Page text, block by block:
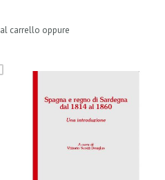
carrello oppure